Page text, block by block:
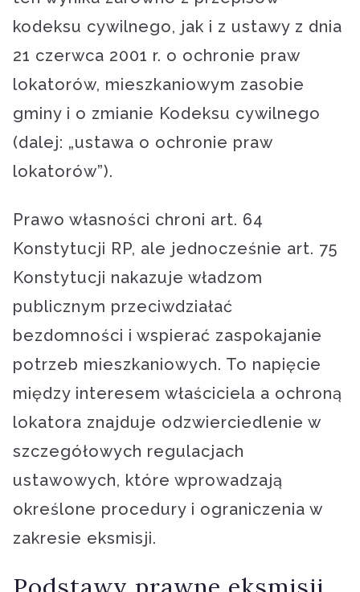
kodeksu cywilnego, jak i z ustawy z dnia
21 czerwca 2001 r. o ochronie praw
lokatorów, mieszkaniowym zasobie
gminy i o zmianie Kodeksu cywilnego
(dalej: „ustawa o ochronie praw
lokatorów”).
Prawo własności chroni art. 64
Konstytucji RP, ale jednocześnie art. 75
Konstytucji nakazuje władzom
publicznym przeciwdziałać
bezdomności i wspierać zaspokajanie
potrzeb mieszkaniowych. To napięcie
między interesem właściciela a ochroną
lokatora znajduje odzwierciedlenie w
szczegółowych regulacjach
ustawowych, które wprowadzają
określone procedury i ograniczenia w
zakresie eksmisji.